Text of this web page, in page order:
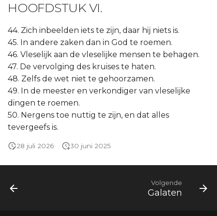
HOOFDSTUK VI.
44. Zich inbeelden iets te zijn, daar hij niets is.
45. In andere zaken dan in God te roemen.
46. Vleselijk aan de vleselijke mensen te behagen.
47. De vervolging des kruises te haten.
48. Zelfs de wet niet te gehoorzamen.
49. In de meester en verkondiger van vleselijke
dingen te roemen.
50. Nergens toe nuttig te zijn, en dat alles
tevergeefs is.
28 juli 2026 30 juni 2025
Volgende
Galaten